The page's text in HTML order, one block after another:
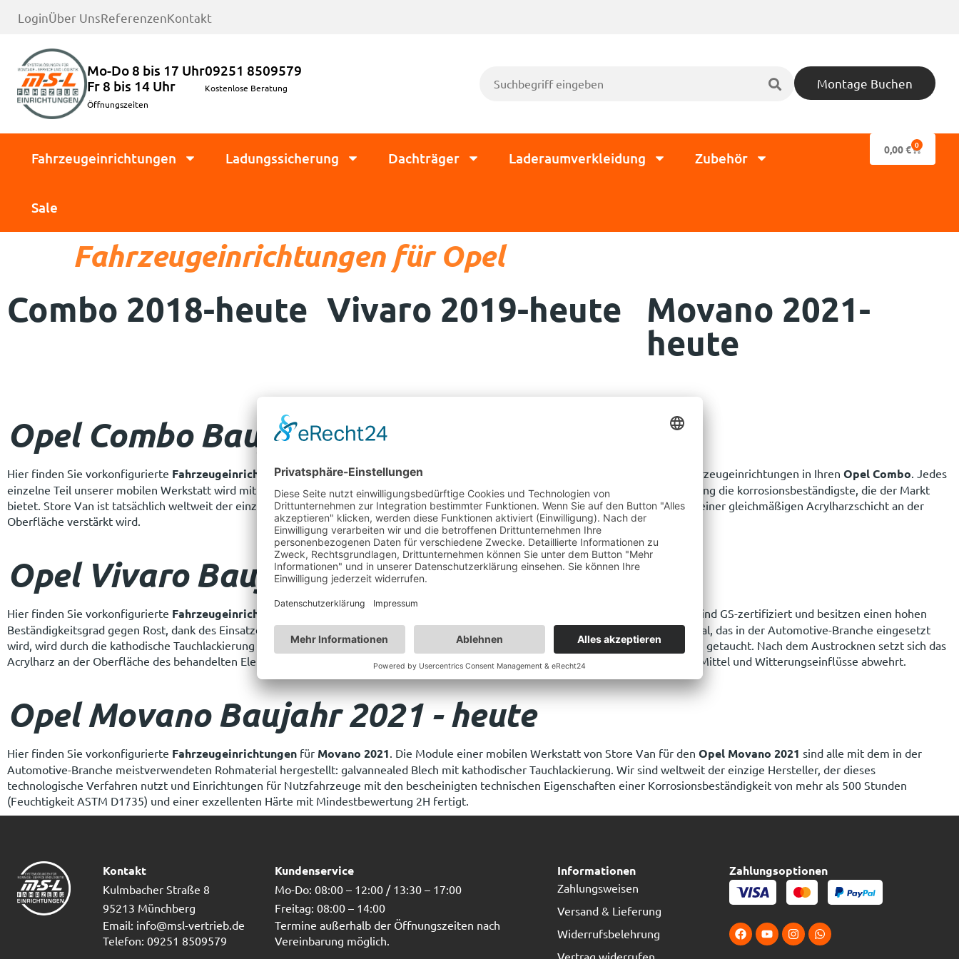
LoginÜber UnsReferenzenKontakt
Mo-Do 8 bis 17 Uhr
Fr 8 bis 14 Uhr
Öffnungszeiten
09251 8509579
Kostenlose Beratung Montage Buchen
Fahrzeugeinrichtungen Ladungssicherung Dachträger Laderaumverkleidung Zubehör
Sale
0,00€ 0
Fahrzeugeinrichtungen für Opel
Combo 2018-heute Vivaro 2019-heute Movano 2021-
heute
Opel Combo Baujahr 2018 - heute
Hier finden Sie vorkonfigurierte FahrzeugeinrichtungenfürCombo Nutzfahrzeuge . Stecken Sie die Robustheit der Store Van Nutzfahrzeugeinrichtungen in Ihren Opel Combo . Jedes
einzelne Teil unserer mobilen Werkstatt wird mit galvannealed Blech hergestellt und kathodisch tauchlackiert; deshalb ist diese Behandlung die korrosionsbeständigste, die der Markt
bietet. Store Van ist tatsächlich weltweit der einzige Hersteller, der diese Technologie einsetzt, bei der die Blechdicke durch Auftragung einer gleichmäßigen Acrylharzschicht an der
Oberfläche verstärkt wird.
Opel Vivaro Baujahr 2019 - heute
Hier finden Sie vorkonfigurierte Fahrzeugeinrichtungen . Die Store Van Einrichtungen für die
sind GS-zertifiziert und besitzen einen hohen
Beständigkeitsgrad gegen Rost, dank des Einsatzes von galvannealed Blech für die Herstellung der Module. Dieses besondere Rohmaterial, das in der Automotive-Branche eingesetzt
wird, wird durch die kathodische Tauchlackierung strategisch stark: Bei dieser technologischen Behandlung wird das Blech in ein Acrylharz getaucht. Nach dem Austrocknen setzt sich das
Acrylharz an der Oberfläche des behandelten Elements ab und bildet eine gleichmäßige Schutzschicht, die den Angriff durch chemische Mittel und Witterungseinflüsse abwehrt.
Opel Movano Baujahr 2021 - heute
Hier finden Sie vorkonfigurierte Fahrzeugeinrichtungen für Movano 2021 . Die Module einer mobilen Werkstatt von Store Van für den Opel Movano 2021 sind alle mit dem in der
Automotive-Branche meistverwendeten Rohmaterial hergestellt: galvannealed Blech mit kathodischer Tauchlackierung. Wir sind weltweit der einzige Hersteller, der dieses
technologische Verfahren nutzt und Einrichtungen für Nutzfahrzeuge mit den bescheinigten technischen Eigenschaften einer Korrosionsbeständigkeit von mehr als 500 Stunden
(Feuchtigkeit ASTM D1735) und einer exzellenten Härte mit Mindestbewertung 2H fertigt.
Kontakt
Kulmbacher Straße 8
95213 Münchberg
Email: info@msl-vertrieb.de
Telefon: 09251 8509579
Kundenservice
Mo-Do: 08:00 – 12:00 / 13:30 – 17:00
Freitag: 08:00 – 14:00
Termine außerhalb der Öffnungszeiten nach
Vereinbarung möglich.
Informationen
Zahlungsweisen
Versand & Lieferung
Widerrufsbelehrung
Vertrag widerrufen
Zahlungsoptionen